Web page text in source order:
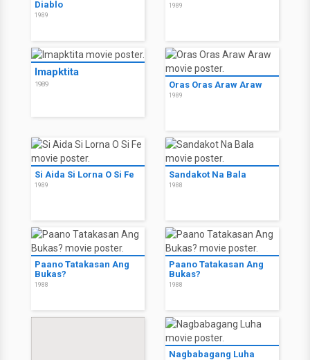
Diablo
1989
1989
Imapktita
1989 Oras Oras Araw Araw
1989
Si Aida Si Lorna O Si Fe
1989
Sandakot Na Bala
1988
Paano Tatakasan Ang
Bukas?
1988
Paano Tatakasan Ang
Bukas?
1988
Nagbabagang Luha